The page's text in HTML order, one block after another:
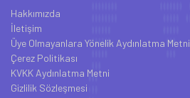
Hakkımızda
İletişim
Üye Olmayanlara Yönelik Aydınlatma Metni
Çerez Politikası
KVKK Aydınlatma Metni
Gizlilik Sözleşmesi